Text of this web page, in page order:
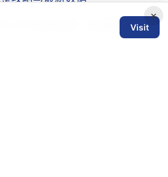
VPN 使用指南：获得最佳隐私
×
Visit